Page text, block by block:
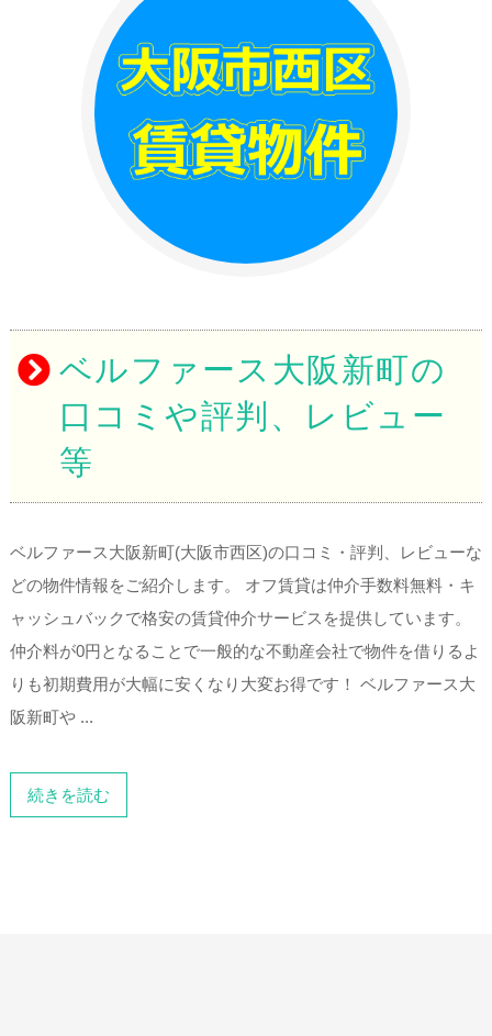
ベルファース大阪新町の
口コミや評判、レビュー
等
ベルファース大阪新町(大阪市西区)の口コミ・評判、レビューな
どの物件情報をご紹介します。 オフ賃貸は仲介手数料無料・キ
ャッシュバックで格安の賃貸仲介サービスを提供しています。
仲介料が0円となることで一般的な不動産会社で物件を借りるよ
りも初期費用が大幅に安くなり大変お得です！ ベルファース大
阪新町や ...
続きを読む